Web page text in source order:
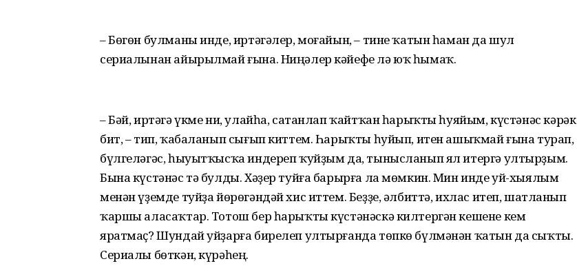
– Бөгөн булманы инде, иртәгәлер, моғайын, – тине ҡатын һаман да шул
сериалынан айырылмай ғына. Ниңәлер кәйефе лә юҡ һымаҡ.
– Бәй, иртәгә үкме ни, улайһа, сатанлап ҡайтҡан һарыҡты һуяйым, күстәнәс кәрәк
бит, – тип, ҡабаланып сығып киттем. Һарыҡты һуйып, итен ашыҡмай ғына турап,
бүлгеләгәс, һыуытҡысҡа индереп ҡуйҙым да, тынысланып ял итергә ултыр­ҙым.
Бына күстәнәс тә булды. Хәҙер туйға барырға ла мөмкин. Мин инде уй-хыялым
менән үҙемде туйҙа йөрөгәндәй хис иттем. Беҙҙе, әлбиттә, ихлас итеп, шатланып
ҡаршы аласаҡтар. Тотош бер һарыҡты күстәнәскә килтергән кешене кем
яратмаҫ? Шундай уйҙарға бирелеп ултырғанда төпкө бүлмәнән ҡатын да сыҡты.
Сериалы бөткән, күрәһең.